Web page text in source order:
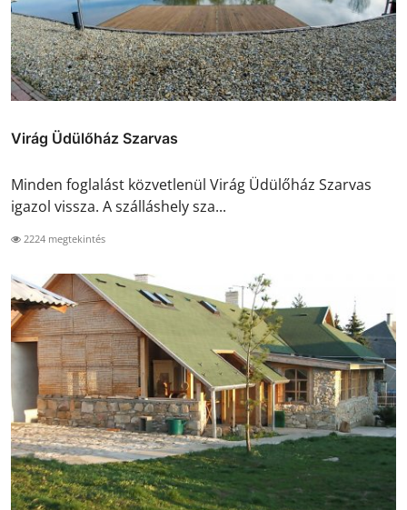
Virág Üdülőház Szarvas
Minden foglalást közvetlenül Virág Üdülőház Szarvas
igazol vissza. A szálláshely sza...
2224 megtekintés